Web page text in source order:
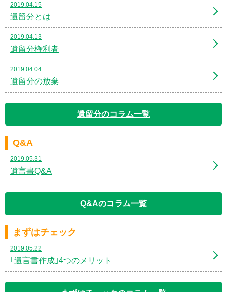
2019.04.15
遺留分とは
2019.04.13
遺留分権利者
2019.04.04
遺留分の放棄
遺留分のコラム一覧
Q&A
2019.05.31
遺言書Q&A
Q&Aのコラム一覧
まずはチェック
2019.05.22
｢遺言書作成｣4つのメリット